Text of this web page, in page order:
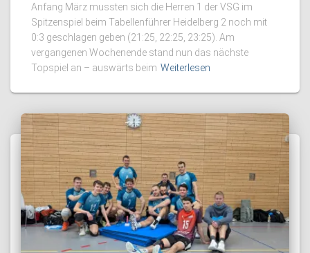
Anfang März mussten sich die Herren 1 der VSG im
Spitzenspiel beim Tabellenführer Heidelberg 2 noch mit
0:3 geschlagen geben (21:25, 22:25, 23:25). Am
vergangenen Wochenende stand nun das nächste
Topspiel an – auswärts beim Weiterlesen